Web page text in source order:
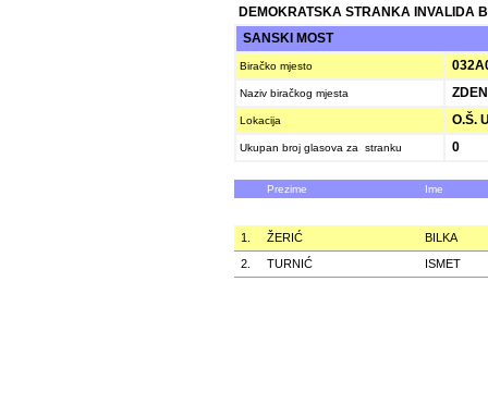
DEMOKRATSKA STRANKA INVALIDA
SANSKI MOST
Biračko mjesto
Naziv biračkog mjesta
Lokacija O.Š.
Ukupan broj glasova za stranku 0
Prezime Ime
1. ŽERIĆ
BILKA
2.
TURNIĆ ISMET